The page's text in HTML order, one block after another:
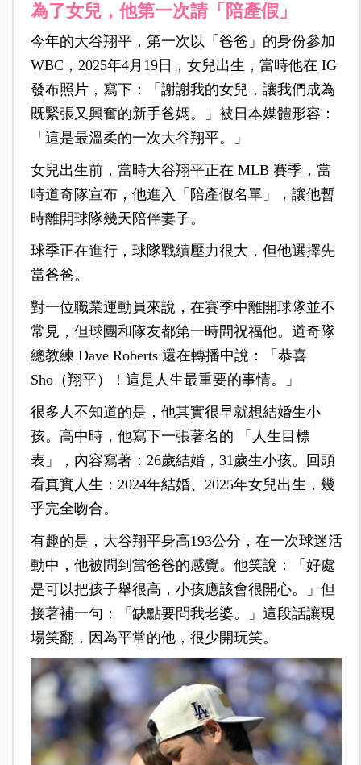
為了女兒，他第一次請「陪產假」
今年的大谷翔平，第一次以「爸爸」的身份參加
WBC，2025年4月19日，女兒出生，當時他在 IG
發布照片，寫下：「謝謝我的女兒，讓我們成為
既緊張又興奮的新手爸媽。」被日本媒體形容：
「這是最溫柔的一次大谷翔平。」
女兒出生前，當時大谷翔平正在 MLB 賽季，當
時道奇隊宣布，他進入「陪產假名單」，讓他暫
時離開球隊幾天陪伴妻子。
球季正在進行，球隊戰績壓力很大，但他選擇先
當爸爸。
對一位職業運動員來說，在賽季中離開球隊並不
常見，但球團和隊友都第一時間祝福他。道奇隊
總教練 Dave Roberts 還在轉播中說：「恭喜
Sho（翔平）！這是人生最重要的事情。」
很多人不知道的是，他其實很早就想結婚生小
孩。高中時，他寫下一張著名的 「人生目標
表」，內容寫著：26歲結婚，31歲生小孩。回頭
看真實人生：2024年結婚、2025年女兒出生，幾
乎完全吻合。
有趣的是，大谷翔平身高193公分，在一次球迷活
動中，他被問到當爸爸的感覺。他笑說：「好處
是可以把孩子舉很高，小孩應該會很開心。」但
接著補一句：「缺點要問我老婆。」這段話讓現
場笑翻，因為平常的他，很少開玩笑。